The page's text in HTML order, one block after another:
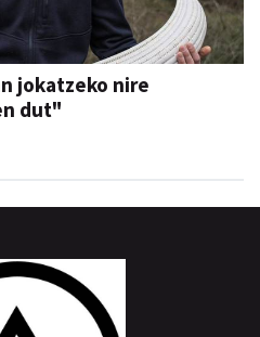
jokatzeko nire
dut"